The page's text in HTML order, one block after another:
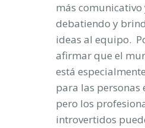
más
debatiendo y
ideas al equipo.
afirmar que el
está
para las personas
pero los
introvertidos